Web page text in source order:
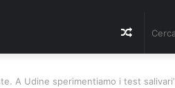
Articolo
casuale
A Udine sperimentiamo i test salivari’